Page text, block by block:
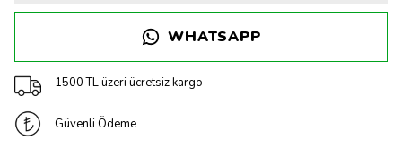
WHATSAPP
1500 TL üzeri ücretsiz kargo
Güvenli Ödeme